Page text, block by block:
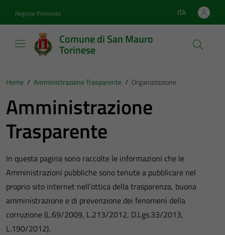
Regione Piemonte Lingua attiva:
ITA
Comune di San Mauro
Torinese
Home / Amministrazione Trasparente / Organizzazione
Amministrazione
Trasparente
In questa pagina sono raccolte le informazioni che le
Amministrazioni pubbliche sono tenute a pubblicare nel
proprio sito internet nell’ottica della trasparenza, buona
amministrazione e di prevenzione dei fenomeni della
corruzione (L.69/2009, L.213/2012, D.Lgs.33/2013,
L.190/2012).